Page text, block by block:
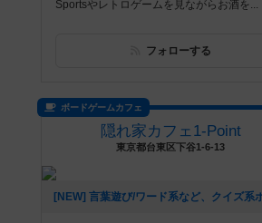
Sportsやレトロゲームを見ながらお酒を...
フォローする
ボードゲームカフェ
隠れ家カフェ1-Point
東京都台東区下谷1-6-13